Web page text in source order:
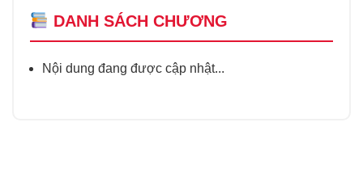
DANH SÁCH CHƯƠNG
Nội dung đang được cập nhật...